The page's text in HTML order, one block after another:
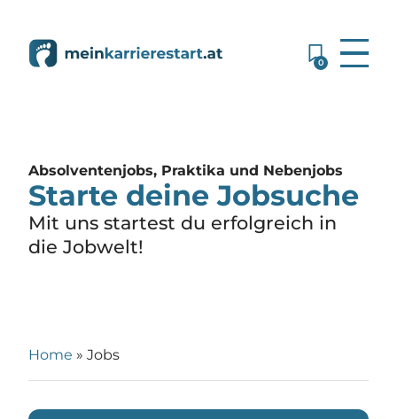
0
Absolventenjobs, Praktika und Nebenjobs
Starte deine Jobsuche
Mit uns startest du erfolgreich in
die Jobwelt!
Home » Jobs